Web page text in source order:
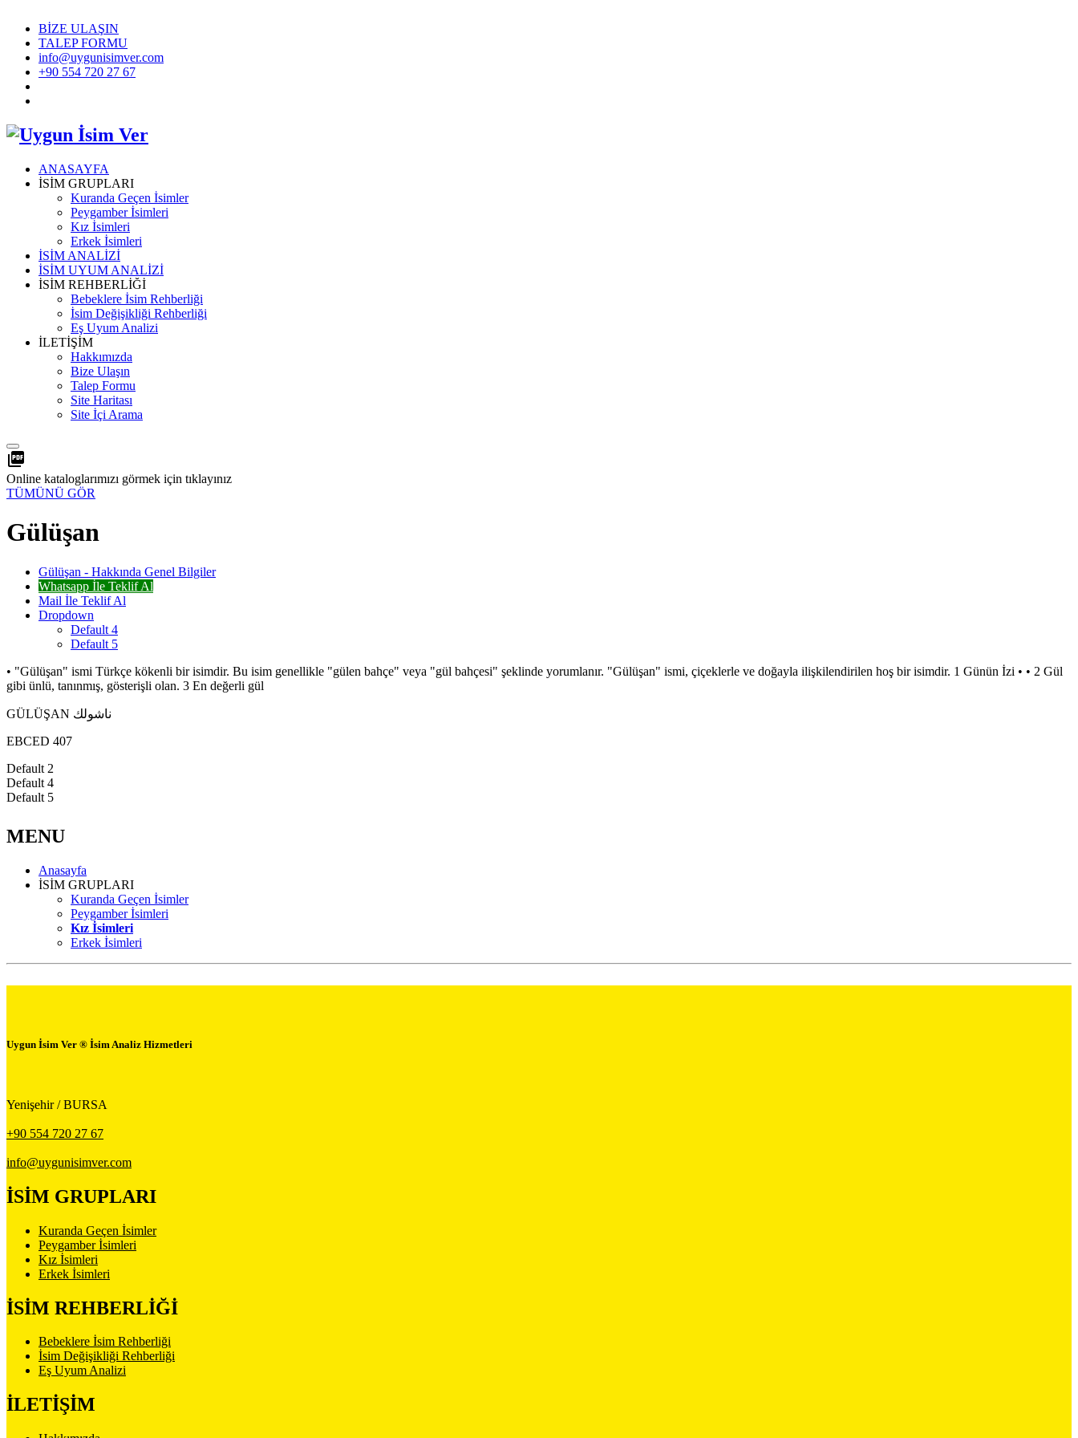
BİZE ULAŞIN
TALEP FORMU
info@uygunisimver.com
+90 554 720 27 67
ANASAYFA
İSİM GRUPLARI
Kuranda Geçen İsimler
Peygamber İsimleri
Kız İsimleri
Erkek İsimleri
İSİM ANALİZİ
İSİM UYUM ANALİZİ
İSİM REHBERLİĞİ
Bebeklere İsim Rehberliği
İsim Değişikliği Rehberliği
Eş Uyum Analizi
İLETİŞİM
Hakkımızda
Bize Ulaşın
Talep Formu
Site Haritası
Site İçi Arama
picture_as_pdf
Online kataloglarımızı görmek için tıklayınız
TÜMÜNÜ GÖR
Gülüşan
Gülüşan - Hakkında Genel Bilgiler
Whatsapp İle Teklif Al
Mail İle Teklif Al
Dropdown
Default 4
Default 5
• "Gülüşan" ismi Türkçe kökenli bir isimdir. Bu isim genellikle "gülen bahçe" veya "gül bahçesi" şeklinde yorumlanır. "Gülüşan" ismi, çiçeklerle ve doğayla ilişkilendirilen hoş bir isimdir. 1 Günün İzi • • 2 Gül
gibi ünlü, tanınmış, gösterişli olan. 3 En değerli gül
GÜLÜŞAN ناشولك
EBCED 407
Default 2
Default 4
Default 5
MENU
Anasayfa
İSİM GRUPLARI
Kuranda Geçen İsimler
Peygamber İsimleri
Kız İsimleri
Erkek İsimleri
Uygun İsim Ver ® İsim Analiz Hizmetleri
Yenişehir / BURSA
+90 554 720 27 67
info@uygunisimver.com
İSİM GRUPLARI
Kuranda Geçen İsimler
Peygamber İsimleri
Kız İsimleri
Erkek İsimleri
İSİM REHBERLİĞİ
Bebeklere İsim Rehberliği
İsim Değişikliği Rehberliği
Eş Uyum Analizi
İLETİŞİM